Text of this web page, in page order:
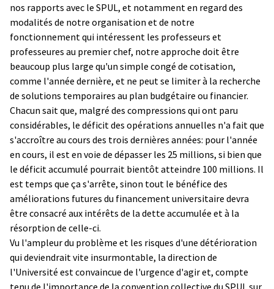
nos rapports avec le SPUL, et notamment en regard des
modalités de notre organisation et de notre
fonctionnement qui intéressent les professeurs et
professeures au premier chef, notre approche doit être
beaucoup plus large qu'un simple congé de cotisation,
comme l'année dernière, et ne peut se limiter à la recherche
de solutions temporaires au plan budgétaire ou financier.
Chacun sait que, malgré des compressions qui ont paru
considérables, le déficit des opérations annuelles n'a fait que
s'accroître au cours des trois dernières années: pour l'année
en cours, il est en voie de dépasser les 25 millions, si bien que
le déficit accumulé pourrait bientôt atteindre 100 millions. Il
est temps que ça s'arrête, sinon tout le bénéfice des
améliorations futures du financement universitaire devra
être consacré aux intérêts de la dette accumulée et à la
résorption de celle-ci.
Vu l'ampleur du problème et les risques d'une détérioration
qui deviendrait vite insurmontable, la direction de
l'Université est convaincue de l'urgence d'agir et, compte
tenu de l'importance de la convention collective du SPUL sur